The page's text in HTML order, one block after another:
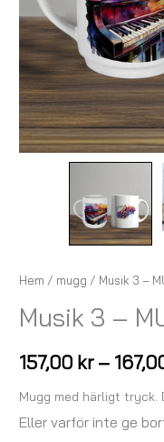
Hem / mugg / Musik 3 –
Musik 3 –
157,00 kr –
Mugg med härligt tryck.
Eller varför inte ge